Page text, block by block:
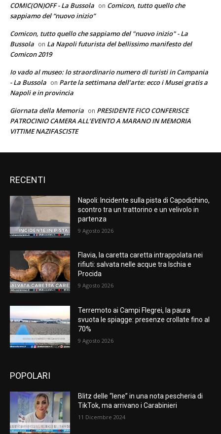
COMIC(ON)OFF - La Bussola on Comicon, tutto quello che
sappiamo del “nuovo inizio”
Comicon, tutto quello che sappiamo del "nuovo inizio" - La
Bussola on La Napoli futurista del bellissimo manifesto del
Comicon 2019
Io vado al museo: lo straordinario numero di turisti in Campania
- La Bussola on Parte la settimana dell’arte: ecco i Musei gratis a
Napoli e in provincia
Giornata della Memoria on PRESIDENTE FICO CONFERISCE
PATROCINIO CAMERA ALL’EVENTO A MARANO IN MEMORIA
VITTIME NAZIFASCISTE
RECENTI
Napoli: Incidente sulla pista di Capodichino,
scontro tra un trattorino e un velivolo in
partenza
9 Agosto 2026
Flavia, la caretta caretta intrappolata nei
rifiuti: salvata nelle acque tra Ischia e
Procida
9 Agosto 2026
Terremoto ai Campi Flegrei, la paura
svuota le spiagge: presenze crollate fino al
70%
9 Agosto 2026
POPOLARI
Blitz delle “Iene” in una nota pescheria di
TikTok, ma arrivano i Carabinieri
11 Dicembre 2024